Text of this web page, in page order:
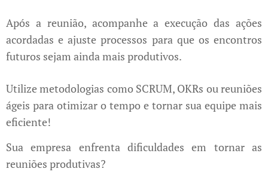
Após a reunião, acompanhe a execução das ações
acordadas e ajuste processos para que os encontros
futuros sejam ainda mais produtivos.
Utilize metodologias como SCRUM, OKRs ou reuniões
ágeis para otimizar o tempo e tornar sua equipe mais
eficiente!
Sua empresa enfrenta dificuldades em tornar as
reuniões produtivas?